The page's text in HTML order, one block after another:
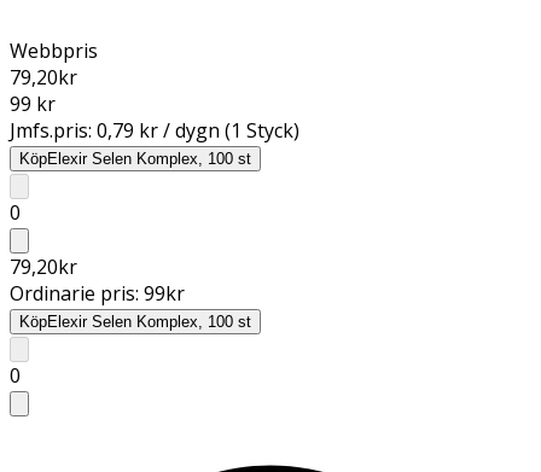
Webbpris
79,20kr
99 kr
Jmfs.pris: 0,79 kr / dygn (1 Styck)
KöpElexir Selen Komplex, 100 st
0
79,20kr
Ordinarie pris: 99kr
KöpElexir Selen Komplex, 100 st
0